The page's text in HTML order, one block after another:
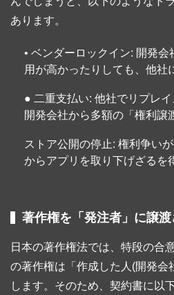
あります。
• ベンダーロックイン: 開発
用が高かったりしても、他社
● 二重支払い: 他社でリプレ
開発会社から多額の「権利譲
ストア公開の停止: 権利争い
からアプリを取り下げざるを
著作権を「発注者」に譲
日本の著作権法では、特段の合
の著作権は「作成した人(開発会
します。そのため、契約書に以